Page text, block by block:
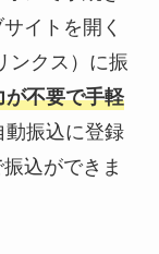
イトを開く
ンクス）に振
が不要で手軽
動振込に登録
込ができま